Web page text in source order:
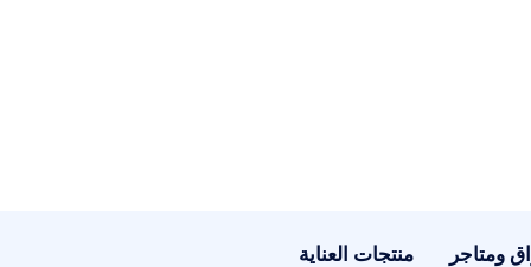
ومتاجر منتجات العناية